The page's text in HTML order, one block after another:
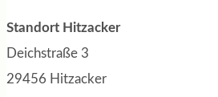
Standort Hitzacker
Deichstraße 3
29456 Hitzacker